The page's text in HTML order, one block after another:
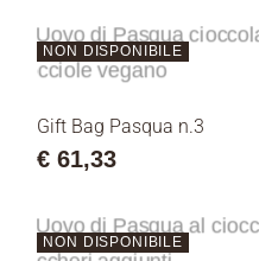
NON DISPONIBILE
Gift Bag Pasqua n.3
€ 61,33
NON DISPONIBILE